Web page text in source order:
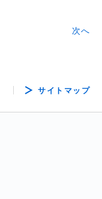
次へ
サイトマップ